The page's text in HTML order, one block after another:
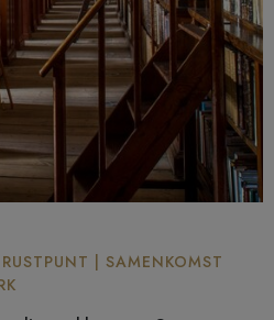
| SAMENKOMST